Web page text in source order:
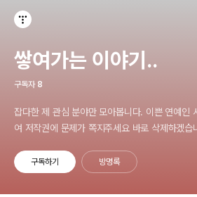
쌓여가는 이야기..
구독자 8
잡다한 제 관심 분야만 모아봅니다. 이쁜 연예인
여 저작권에 문제가 쪽지주세요 바로 삭제하겠
구독하기 방명록